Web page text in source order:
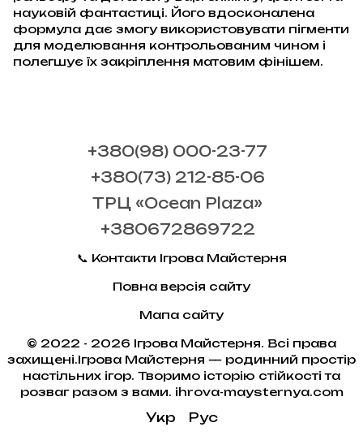
науковій фантастиці. Його вдосконалена
формула дає змогу використовувати пігменти
для моделювання контрольованим чином і
полегшує їх закріплення матовим фінішем.
+380(98) 000-23-77
+380(73) 212-85-06
ТРЦ «Ocean Plaza»
+380672869722
📞 Контакти Ігрова Майстерня
Повна версія сайту
Мапа сайту
© 2022 - 2026 Ігрова Майстерня. Всі права
захищені.Ігрова Майстерня — родинний простір
настільних ігор. Творимо історію стійкості та
розваг разом з вами. ihrova-maysternya.com
Укр Рус